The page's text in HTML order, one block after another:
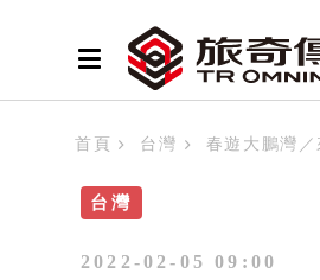
首頁 台灣 春遊大鵬灣
台灣
2022-02-05 09:00